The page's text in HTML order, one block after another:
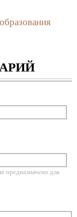
предназначено для